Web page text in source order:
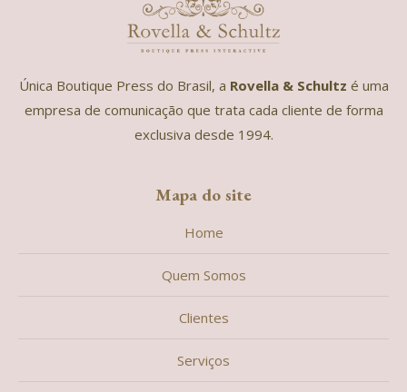
Única Boutique Press do Brasil, a Rovella & Schultz é uma
empresa de comunicação que trata cada cliente de forma
exclusiva desde 1994.
Mapa do site
Home
Quem Somos
Clientes
Serviços